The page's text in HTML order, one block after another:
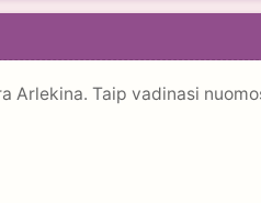
Arlekina. Taip vadinasi